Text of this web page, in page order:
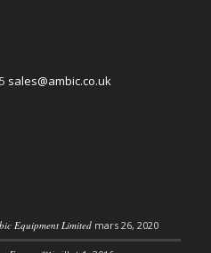
sales@ambic.co.uk
Equipment Limited mars 26, 2020